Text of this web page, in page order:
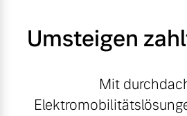
Umsteigen
Mit